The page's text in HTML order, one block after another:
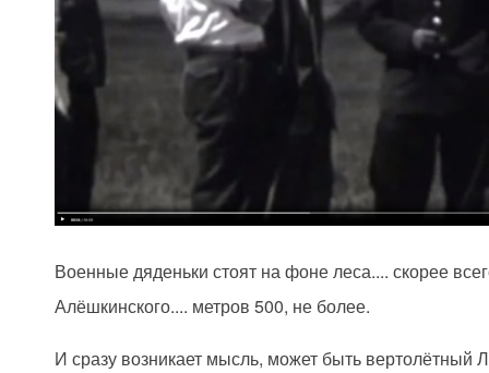
Военные дяденьки стоят на фоне леса.... скорее
Алёшкинского.... метров 500, не более.
И сразу возникает мысль, может быть вертолётный